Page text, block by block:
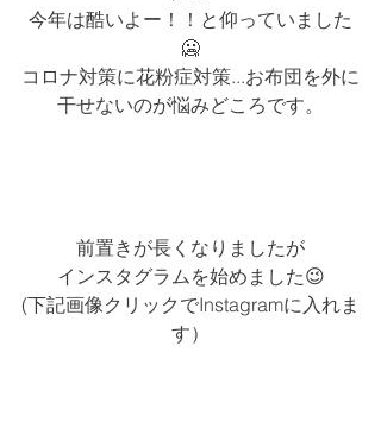
今年は酷いよー！！と仰っていました
🥶
コロナ対策に花粉症対策...お布団を外に
干せないのが悩みどころです。
前置きが長くなりましたが
インスタグラムを始めました😉
(下記画像クリックでInstagramに入れま
す）